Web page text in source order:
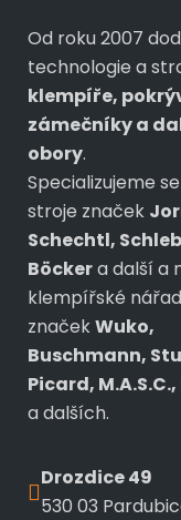
Od roku 2007
technologie a
klempíře,
zámečníky a
obory.
Specializujeme
stroje značek
Schechtl,
Böckera další a
klempířské
značekWuko,
Buschmann,
Picard,
a dalších.
Drozdice 49
530 03